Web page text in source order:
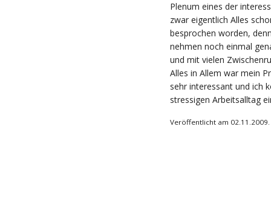
Plenum eines der
zwar eigentlich Alles
besprochen worden,
nehmen noch einmal
und mit vielen
Alles in Allem war mein
sehr interessant und ich
stressigen Arbeitsalltag
Veröffentlicht am 02.11.2009.